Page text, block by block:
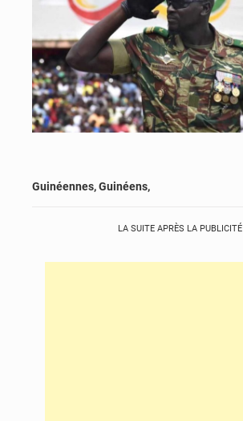
Guinéennes, Guinéens,
LA SUITE APRÈS LA PUBLICITÉ